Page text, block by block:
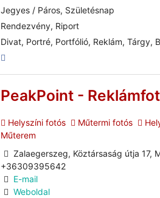
Jegyes / Páros, Születésnap
Rendezvény, Riport
Divat, Portré, Portfólió, Reklám, Tárgy,
PeakPoint -
Helyszíni fotós Műtermi fotós
Műterem
Zalaegerszeg, Köztársaság útja 17,
+36309395642
E-mail
Weboldal